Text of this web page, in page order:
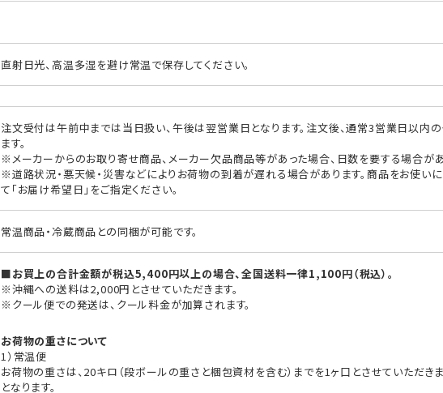
直射日光、高温多湿を避け常温で保存してください。
注文受付は午前中までは当日扱い、午後は翌営業日となります。注文後、通常3営業日以内
ます。
※メーカーからのお取り寄せ商品、メーカー欠品商品等があった場合、日数を要する場合があ
※道路状況・悪天候・災害などによりお荷物の到着が遅れる場合があります。商品をお使い
て「お届け希望日」をご指定ください。
常温商品・冷蔵商品との同梱が可能です。
■お買上の合計金額が税込5,400円以上の場合、全国送料一律1,100円（税込）。
※沖縄への送料は2,000円とさせていただきます。
※クール便での発送は、クール料金が加算されます。
お荷物の重さについて
1）常温便
お荷物の重さは、20キロ（段ボールの重さと梱包資材を含む）までを1ヶ口とさせていただ
となります。